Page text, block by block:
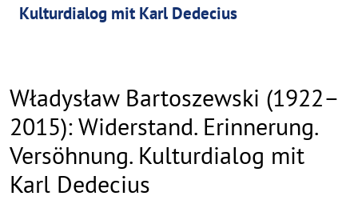
Kulturdialog mit Karl Dedecius
Władysław Bartoszewski (1922–
2015): Widerstand. Erinnerung.
Versöhnung. Kulturdialog mit
Karl Dedecius